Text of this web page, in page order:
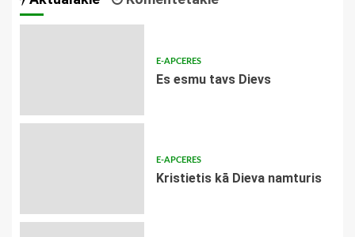
E-APCERES
Es esmu tavs Dievs
E-APCERES
Kristietis kā Dieva namturis